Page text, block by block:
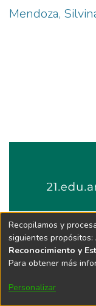
Mendoza,
Recopilamos y
siguientes propósitos:
Reconocimiento y
Para obtener más
Personalizar